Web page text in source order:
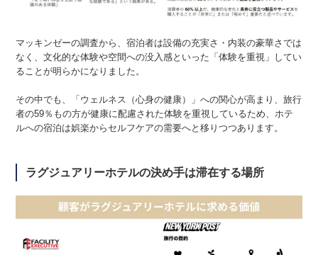
マッキンゼーの調査から、宿泊者は設備の充実さ・内装の豪華さでは
なく、文化的な体験や空間への没入感といった「体験を重視」してい
ることが明らかになりました。
その中でも、「ウェルネス（心身の健康）」への関心が高まり、旅行
者の59％もの方が健康に配慮された体験を重視しているため、ホテ
ルへの宿泊は娯楽からセルフケアの需要へと移りつつあります。
ラグジュアリーホテルの決め手は滞在する場所